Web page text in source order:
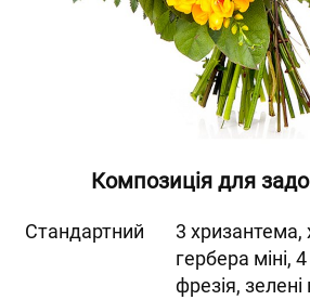
Композиція для
Cтандартний
3 хризантема,
гербера міні,
фрезія,